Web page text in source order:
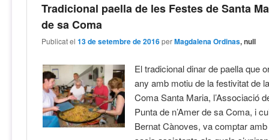
Tradicional paella de les Festes de Santa
de sa Coma
Publicat el13 de setembre de 2016 perMagdalena Ordinas, null
El tradicional dinar de paella que
any amb motiu de la festivitat de
Coma Santa Maria, l’Associació
Punta de n’Amer de sa Coma, i
Bernat Cànoves, va comptar